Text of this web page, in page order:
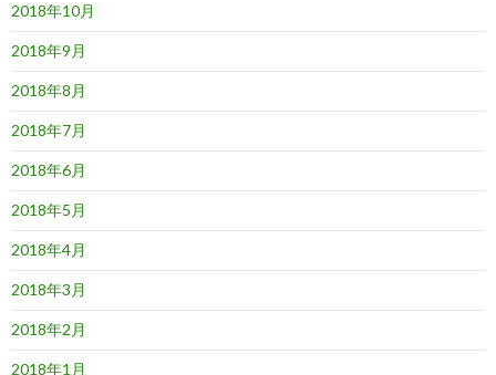
2018年10月
2018年9月
2018年8月
2018年7月
2018年6月
2018年5月
2018年4月
2018年3月
2018年2月
2018年1月